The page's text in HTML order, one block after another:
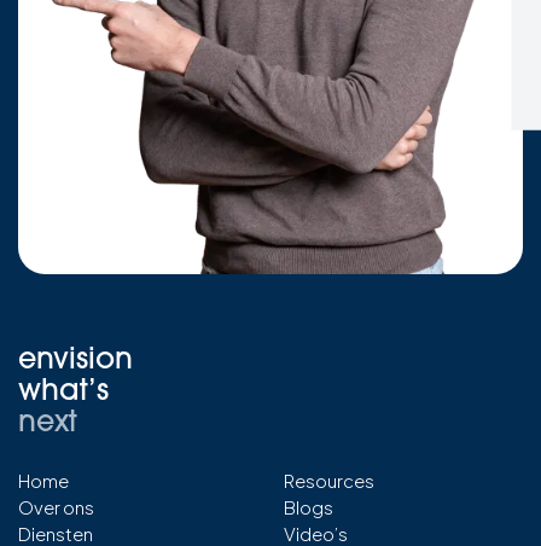
envision
what’s
next
Home
Over ons
Diensten
Resources
Blogs
Video’s